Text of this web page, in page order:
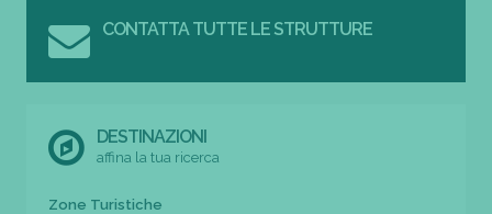
CONTATTA TUTTE LE STRUTTURE
DESTINAZIONI
affina la tua ricerca
Zone Turistiche